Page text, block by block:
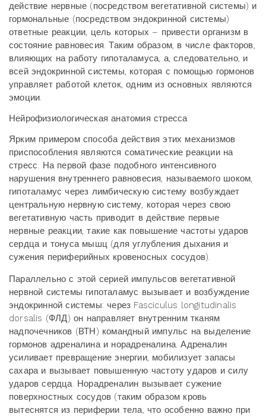
действие нервные (посредством вегетативной системы) и
гормональные (посредством эндокринной системы)
ответные реакции, цель которых – привести организм в
состояние равновесия. Таким образом, в числе факторов,
влияющих на работу гипоталамуса, а, следовательно, и
всей эндокринной системы, которая с помощью гормонов
управляет работой клеток, одним из основных являются
эмоции.
Нейрофизиологическая анатомия стресса
Ярким примером способа действия этих механизмов
приспособления являются соматические реакции на
стресс. На первой фазе подобного интенсивного
нарушения внутреннего равновесия, называемого шоком,
гипоталамус через лимбическую систему возбуждает
центральную нервную систему, которая через свою
вегетативную часть приводит в действие первые
нервные реакции, такие как повышение частоты ударов
сердца и тонуса мышц (для углубления дыхания и
сужения периферийных кровеносных сосудов).
Параллельно с этой серией импульсов вегетативной
нервной системы гипоталамус вызывает и возбуждение
эндокринной системы: через Fasciculus longitudinalis
dorsalis (ФЛД) он направляет внутренним тканям
надпочечников (ВТН) командный импульс на выделение
гормонов адреналина и норадреналина. Адреналин
усиливает превращение энергии, мобилизует запасы
сахара и вызывает повышенную частоту ударов и силу
ударов сердца. Норадреналин вызывает сужение
поверхностных сосудов (таким образом кровь
вытеснятся из периферии тела, что особенно важно при